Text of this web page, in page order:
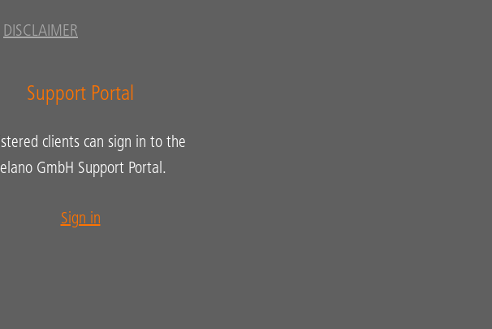
DISCLAIMER
Support Portal
clients can sign in to the
GmbH Support Portal.
Sign in